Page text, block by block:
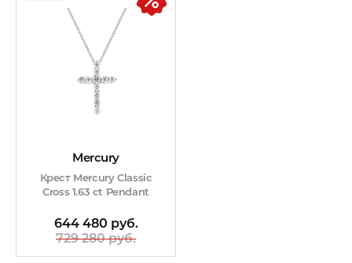
Mercury
Крест Mercury Classic
Cross 1.63 ct Pendant
644 480 руб.
729 280 руб.